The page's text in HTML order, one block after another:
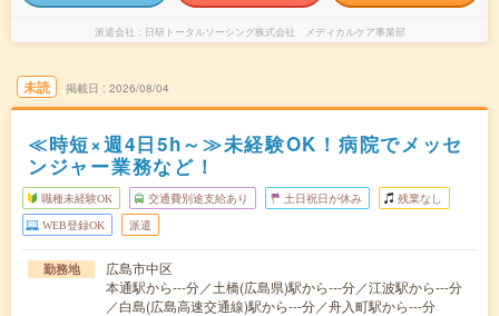
派遣会社 日研トータルソーシング株式会社 メディカルケア事業部
未読 掲載日 2026/08/04
≪時短×週4日5h～≫未経験OK！病院でメッセ
ンジャー業務など！
職種未経験OK 交通費別途支給あり 土日祝日が休み 残業なし
WEB登録OK 派遣
勤務地
広島市中区
本通駅から---分／土橋(広島県)駅から---分／江波駅から---分
／白島(広島高速交通線)駅から---分／舟入町駅から---分